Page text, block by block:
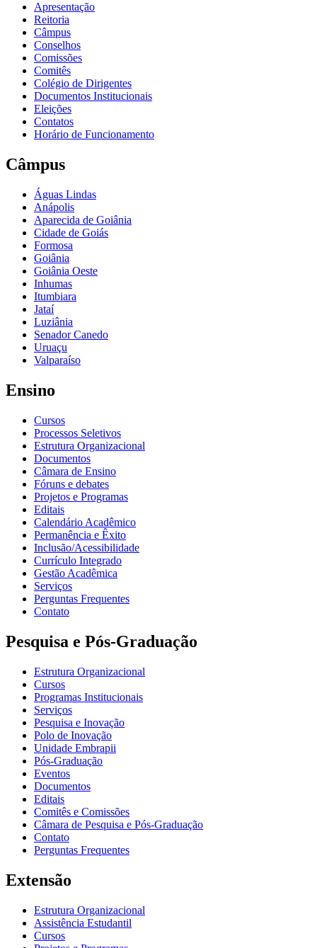
Apresentação
Reitoria
Câmpus
Conselhos
Comissões
Comitês
Colégio de Dirigentes
Documentos Institucionais
Eleições
Contatos
Horário de Funcionamento
Câmpus
Águas Lindas
Anápolis
Aparecida de Goiânia
Cidade de Goiás
Formosa
Goiânia
Goiânia Oeste
Inhumas
Itumbiara
Jataí
Luziânia
Senador Canedo
Uruaçu
Valparaíso
Ensino
Cursos
Processos Seletivos
Estrutura Organizacional
Documentos
Câmara de Ensino
Fóruns e debates
Projetos e Programas
Editais
Calendário Acadêmico
Permanência e Êxito
Inclusão/Acessibilidade
Currículo Integrado
Gestão Acadêmica
Serviços
Perguntas Frequentes
Contato
Pesquisa e Pós-Graduação
Estrutura Organizacional
Cursos
Programas Institucionais
Serviços
Pesquisa e Inovação
Polo de Inovação
Unidade Embrapii
Pós-Graduação
Eventos
Documentos
Editais
Comitês e Comissões
Câmara de Pesquisa e Pós-Graduação
Contato
Perguntas Frequentes
Extensão
Estrutura Organizacional
Assistência Estudantil
Cursos